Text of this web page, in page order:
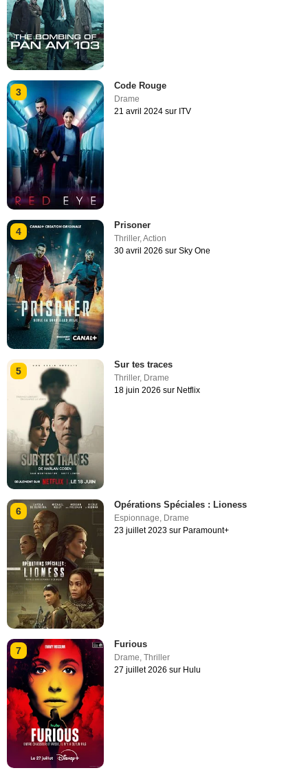
3
Code Rouge
Drame
21 avril 2024 sur ITV
4
Prisoner
Thriller,Action
30 avril 2026 sur Sky One
5
Sur tes traces
Thriller, Drame
18 juin 2026 sur Netflix
6
Opérations Spéciales : Lioness
Espionnage Drame
23 juillet 2023 sur Paramount+
7
Furious
Drame,Thriller
27 juillet 2026 sur Hulu